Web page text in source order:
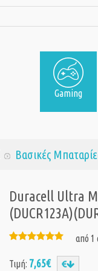
Gaming
Βασικές
Duracell Ultra
από 1
Τιμή: 7,65€